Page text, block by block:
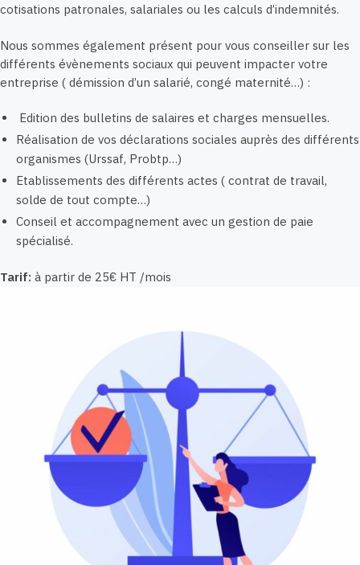
cotisations patronales, salariales ou les calculs d’indemnités.
Nous sommes également présent pour vous conseiller sur les
différents évènements sociaux qui peuvent impacter votre
entreprise ( démission d’un salarié, congé maternité…) :
Edition des bulletins de salaires et charges mensuelles.
Réalisation de vos déclarations sociales auprès des différents
organismes (Urssaf, Probtp…)
Etablissements des différents actes ( contrat de travail,
solde de tout compte…)
Conseil et accompagnement avec un gestion de paie
spécialisé.
Tarif: à partir de 25€ HT /mois